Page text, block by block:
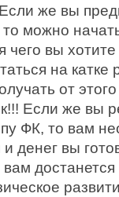
же вы
то можно
чего вы
на
от
Если же вы
ФК, то вам
денег вы
вам